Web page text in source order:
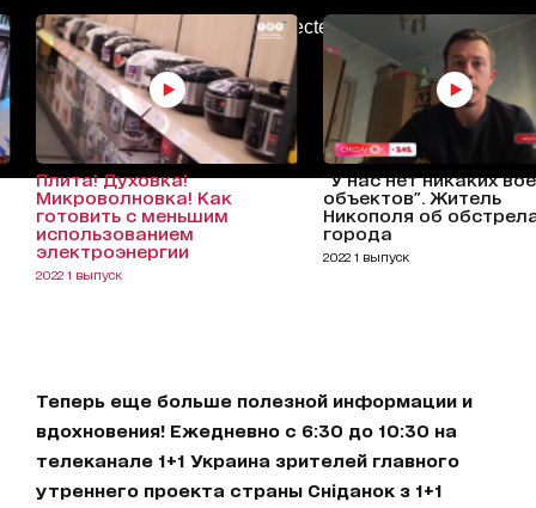
AdBlockDetected!
Плита! Духовка!
Микроволновка! Как
готовить с меньшим
использованием
электроэнергии
2022 1 выпуск
"У нас нет никаких
объектов". Житель
Никополя об
города
2022 1 выпуск
Теперь еще больше полезной информации и
вдохновения! Ежедневно с 6:30 до 10:30 на
телеканале 1+1 Украина зрителей главного
утреннего проекта страны Сніданок з 1+1